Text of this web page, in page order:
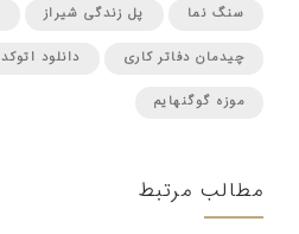
سنگ نما پل زندگی شیراز
چیدمان دفاتر کاری دانلود اتوکد
موزه گوگنهایم
مطالب مرتبط